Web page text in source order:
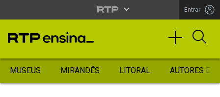
Entrar
MUSEUS MIRANDÊS LITORAL AUTORES